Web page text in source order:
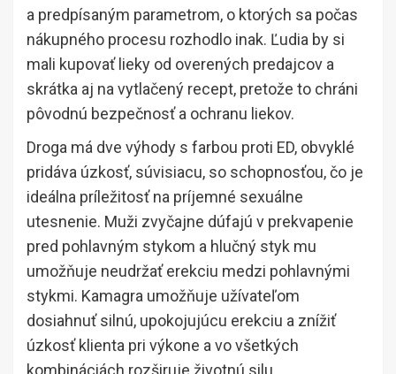
a predpísaným parametrom, o ktorých sa počas
nákupného procesu rozhodlo inak. Ľudia by si
mali kupovať lieky od overených predajcov a
skrátka aj na vytlačený recept, pretože to chráni
pôvodnú bezpečnosť a ochranu liekov.
Droga má dve výhody s farbou proti ED, obvyklé
pridáva úzkosť, súvisiacu, so schopnosťou, čo je
ideálna príležitosť na príjemné sexuálne
utesnenie. Muži zvyčajne dúfajú v prekvapenie
pred pohlavným stykom a hlučný styk mu
umožňuje neudržať erekciu medzi pohlavnými
stykmi. Kamagra umožňuje užívateľom
dosiahnuť silnú, upokojujúcu erekciu a znížiť
úzkosť klienta pri výkone a vo všetkých
kombináciách rozširuje životnú silu.